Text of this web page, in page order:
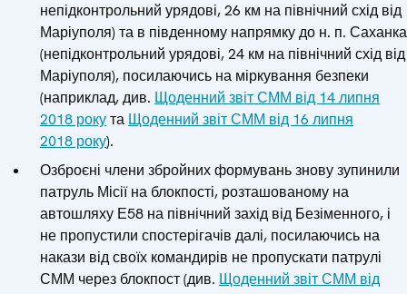
непідконтрольний урядові, 26 км на північний схід від
Маріуполя) та в південному напрямку до н. п. Саханка
(непідконтрольний урядові, 24 км на північний схід від
Маріуполя), посилаючись на міркування безпеки
(наприклад, див. Щоденний звіт СММ від 14 липня
2018 рокута Щоденний звіт СММ від 16 липня
2018 року).
Озброєні члени збройних формувань знову зупинили
патруль Місії на блокпості, розташованому на
автошляху Е58 на північний захід від Безіменного, і
не пропустили спостерігачів далі, посилаючись на
накази від своїх командирів не пропускати патрулі
СММ через блокпост (див. Щоденний звіт СММ від